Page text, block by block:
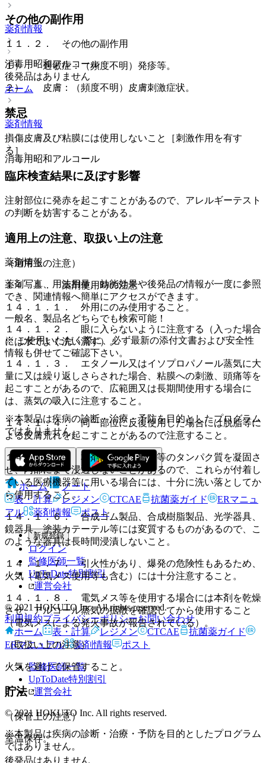
薬剤情報
消毒用昭和アルコール
後発品はありません
ホーム
薬剤情報
消毒用昭和アルコール
その他の副作用
１１．２． その他の副作用
１）． 過敏症：（頻度不明）発疹等。
２）． 皮膚：（頻度不明）皮膚刺激症状。
禁忌
損傷皮膚及び粘膜には使用しないこと［刺激作用を有す
る］。
臨床検査結果に及ぼす影響
注射部位に発赤を起こすことがあるので、アレルギーテスト
の判断を妨害することがある。
適用上の注意、取扱い上の注意
（適用上の注意）
１４．１． 薬剤使用時の注意
１４．１．１． 外用にのみ使用すること。
１４．１．２． 眼に入らないように注意する（入った場合
には水でよく洗い流す）。
１４．１．３． エタノール又はイソプロパノール蒸気に大
量に又は繰り返しさらされた場合、粘膜への刺激、頭痛等を
起こすことがあるので、広範囲又は長期間使用する場合に
は、蒸気の吸入に注意すること。
１４．１．４． 同一部位に反復使用した場合には脱脂等に
よる皮膚荒れを起こすことがあるので注意すること。
１４．１．５． 本剤は血清、膿汁等のタンパク質を凝固さ
せ、内部にまで浸透しないことがあるので、これらが付着し
ている医療機器等に用いる場合には、十分に洗い落としてか
ら使用すること。
１４．１．６． 合成ゴム製品、合成樹脂製品、光学器具、
鏡器具、塗装カテーテル等には変質するものがあるので、こ
のような器具は長時間浸漬しないこと。
１４．１．７． 引火性があり、爆発の危険性もあるため、
火気（電気メス使用等も含む）には十分注意すること。
１４．１．８． 電気メス等を使用する場合には本剤を乾燥
させ、アルコール蒸気の拡散を確認してから使用すること
（電気メスによる発火事故が報告されている）。
（取扱い上の注意）
火気を避けて保管すること。
貯法
（保管上の注意）
室温保存。
後発品はありません
薬剤情報
薬剤写真、用法用量、効能効果や後発品の情報が一度に参照
でき、関連情報へ簡単にアクセスができます。
一般名、製品名どちらでも検索可能！
※ ご使用いただく際に、必ず最新の添付文書および安全性
情報も併せてご確認下さい。
※本製品は疾病の診断・治療・予防を目的としたプログラム
ではありません。
ホーム
ノート
表・計算
レジメン CTCAE 抗菌薬ガイド
ERマニュ
アル
薬剤情報 ポスト
新規登録
ログイン
監修医師一覧
UpToDate特別割引
運営会社
© 2021 HOKUTO Inc. All rights reserved.
利用規約プライバシーポリシーお問い合わせ
ホーム
表・計算 レジメン CTCAE
抗菌薬ガイド
ERマニュアル
薬剤情報 ポスト
監修医師一覧
UpToDate特別割引
運営会社
© 2021 HOKUTO Inc. All rights reserved.
※本製品は疾病の診断・治療・予防を目的としたプログラム
ではありません。